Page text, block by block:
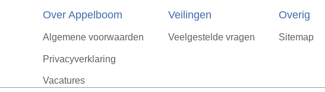
Over Appelboom
Algemene voorwaarden
Privacyverklaring
Vacatures
Veilingen
Veelgestelde vragen
Overig
Sitemap